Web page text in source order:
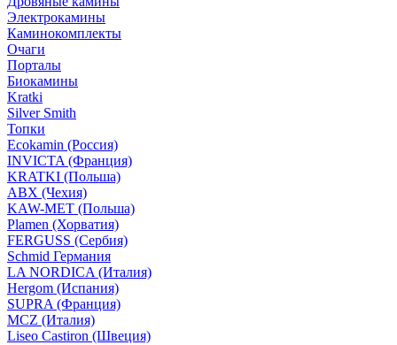
Электрокамины
Каминокомплекты
Очаги
Порталы
Биокамины
Kratki
Silver Smith
Топки
Ecokamin (Россия)
INVICTA (Франция)
KRATKI (Польша)
ABX (Чехия)
KAW-MET (Польша)
Plamen (Хорватия)
FERGUSS (Сербия)
Schmid Германия
LA NORDICA (Италия)
Hergom (Испания)
SUPRA (Франция)
MCZ (Италия)
Liseo Castiron (Швеция)